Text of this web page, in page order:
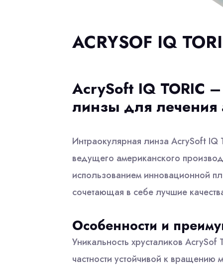
ACRYSOF IQ
AcrySoft IQ TORIC
линзы для лечения
Интраокулярная линза AcrySoft
ведущего американского
использованием инновационной
сочетающая в себе лучшие
Особенности и
Уникальность хрусталиков
частности устойчивой к